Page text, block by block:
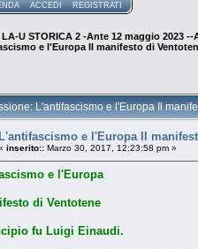
ACCEDI REGISTRATI
LA-U STORICA 2 -Ante 12 maggio 2023 --
e l'Europa Il manifesto di
L'antifascismo e l'Europa Il
L'antifascismo e l'Europa Il
inserito:: Marzo 30, 2017, 12:23:58 pm »
e l'Europa
di Ventotene
fu Luigi Einaudi.